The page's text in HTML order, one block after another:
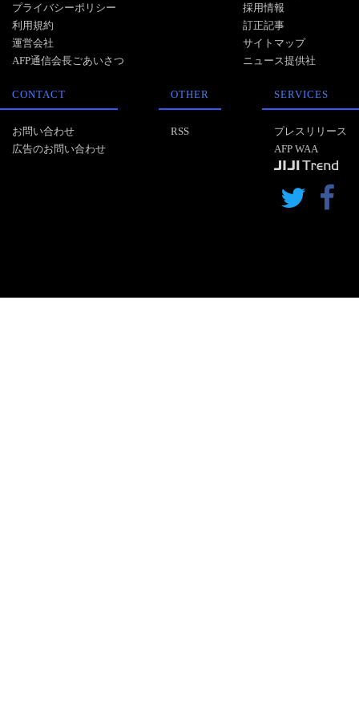
プライバシーポリシー
利用規約
運営会社
AFP通信会長ごあいさつ
採用情報
訂正記事
サイトマップ
ニュース提供社
CONTACT
お問い合わせ
広告のお問い合わせ
OTHER
RSS
SERVICES
プレスリリース
AFP WAA